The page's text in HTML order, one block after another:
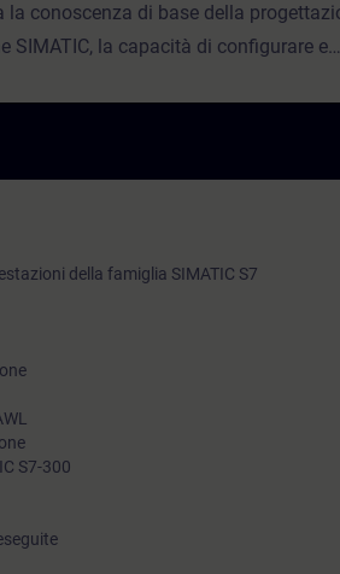
conoscenza di base della
SIMATIC, la capacità di configurare e
HMI, sul PROFIBUS DP e
che impari sulla factory
semplici guasti hardware o
i vari componenti, così da
di minimo 8 punti su
di superamento con il
della famiglia SIMATIC S7
S7-300